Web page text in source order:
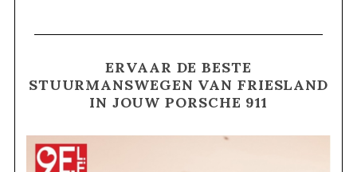
ERVAAR DE BESTE
STUURMANSWEGEN VAN FRIESLAND
IN JOUW PORSCHE 911